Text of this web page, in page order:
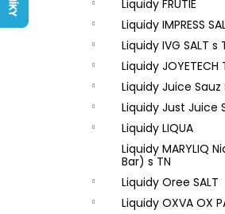
Liquidy FRUTIE
Liquidy IMPRESS
Liquidy IVG SALT s
Liquidy JOYETECH
Liquidy Juice Sauz
Liquidy Just Juice
Liquidy LIQUA
Liquidy MARYLIQ
Bar) s TN
Liquidy Oree SALT
Liquidy OXVA OX
LIQUID ARAMAX 4PACK
TOBACCO 4X10ML-
558 Kč